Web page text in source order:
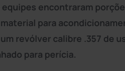
encontraram
para
revólver calibre .357 de
para perícia.